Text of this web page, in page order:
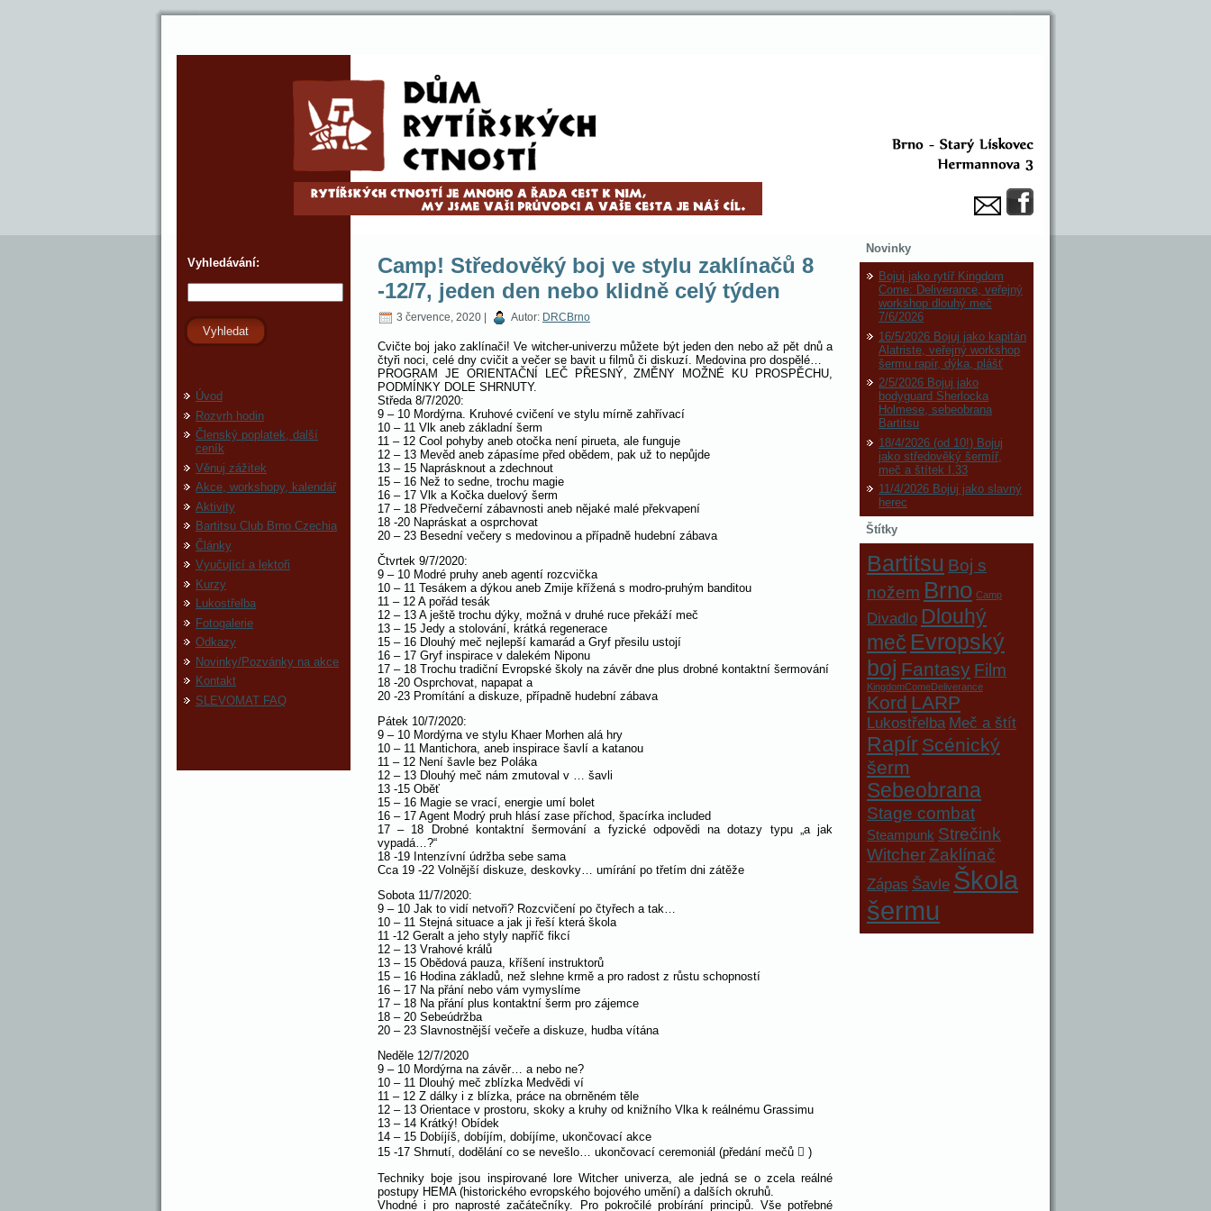
Vyhledávání:
Vyhledat
Úvod
Rozvrh hodin
Členský poplatek, další
ceník
Věnuj zážitek
Akce, workshopy, kalendář
Aktivity
Bartitsu Club Brno Czechia
Články
Vyučující a lektoři
Kurzy
Lukostřelba
Fotogalerie
Odkazy
Novinky/Pozvánky na akce
Kontakt
SLEVOMAT FAQ
Camp! Středověký boj ve stylu zaklínačů 8
-12/7, jeden den nebo klidně celý týden
3 července, 2020 | Autor: DRCBrno
Cvičte boj jako zaklínači! Ve witcher-univerzu můžete být jeden den nebo až pět dnů a
čtyři noci, celé dny cvičit a večer se bavit u filmů či diskuzí. Medovina pro dospělé…
PROGRAM JE ORIENTAČNÍ LEČ PŘESNÝ, ZMĚNY MOŽNÉ KU PROSPĚCHU,
PODMÍNKY DOLE SHRNUTY.
Středa 8/7/2020:
9 – 10 Mordýrna. Kruhové cvičení ve stylu mírně zahřívací
10 – 11 Vlk aneb základní šerm
11 – 12 Cool pohyby aneb otočka není pirueta, ale funguje
12 – 13 Mevěd aneb zápasíme před obědem, pak už to nepůjde
13 – 15 Naprásknout a zdechnout
15 – 16 Než to sedne, trochu magie
16 – 17 Vlk a Kočka duelový šerm
17 – 18 Předvečerní zábavnosti aneb nějaké malé překvapení
18 -20 Napráskat a osprchovat
20 – 23 Besední večery s medovinou a případně hudební zábava
Čtvrtek 9/7/2020:
9 – 10 Modré pruhy aneb agentí rozcvička
10 – 11 Tesákem a dýkou aneb Zmije křížená s modro-pruhým banditou
11 – 12 A pořád tesák
12 – 13 A ještě trochu dýky, možná v druhé ruce překáží meč
13 – 15 Jedy a stolování, krátká regenerace
15 – 16 Dlouhý meč nejlepší kamarád a Gryf přesilu ustojí
16 – 17 Gryf inspirace v dalekém Niponu
17 – 18 Trochu tradiční Evropské školy na závěr dne plus drobné kontaktní šermování
18 -20 Osprchovat, napapat a
20 -23 Promítání a diskuze, případně hudební zábava
Pátek 10/7/2020:
9 – 10 Mordýrna ve stylu Khaer Morhen alá hry
10 – 11 Mantichora, aneb inspirace šavlí a katanou
11 – 12 Není šavle bez Poláka
12 – 13 Dlouhý meč nám zmutoval v … šavli
13 -15 Oběť
15 – 16 Magie se vrací, energie umí bolet
16 – 17 Agent Modrý pruh hlásí zase příchod, špacírka included
17 – 18 Drobné kontaktní šermování a fyzické odpovědi na dotazy typu „a jak
vypadá…?“
18 -19 Intenzívní údržba sebe sama
Cca 19 -22 Volnější diskuze, deskovky… umírání po třetím dni zátěže
Sobota 11/7/2020:
9 – 10 Jak to vidí netvoři? Rozcvičení po čtyřech a tak…
10 – 11 Stejná situace a jak ji řeší která škola
11 -12 Geralt a jeho styly napříč fikcí
12 – 13 Vrahové králů
13 – 15 Obědová pauza, kříšení instruktorů
15 – 16 Hodina základů, než slehne krmě a pro radost z růstu schopností
16 – 17 Na přání nebo vám vymyslíme
17 – 18 Na přání plus kontaktní šerm pro zájemce
18 – 20 Sebeúdržba
20 – 23 Slavnostnější večeře a diskuze, hudba vítána
Neděle 12/7/2020
9 – 10 Mordýrna na závěr… a nebo ne?
10 – 11 Dlouhý meč zblízka Medvědi ví
11 – 12 Z dálky i z blízka, práce na obrněném těle
12 – 13 Orientace v prostoru, skoky a kruhy od knižního Vlka k reálnému Grassimu
13 – 14 Krátký! Obídek
14 – 15 Dobíjíš, dobíjím, dobíjíme, ukončovací akce
15 -17 Shrnutí, dodělání co se nevešlo… ukončovací ceremoniál (předání mečů  )
Techniky boje jsou inspirované lore Witcher univerza, ale jedná se o zcela reálné
postupy HEMA (historického evropského bojového umění) a dalších okruhů.
Vhodné i pro naprosté začátečníky. Pro pokročilé probírání principů. Vše potřebné
Novinky
Bojuj jako rytíř Kingdom
Come: Deliverance, veřejný
workshop dlouhý meč
7/6/2026
16/5/2026 Bojuj jako kapitán
Alatriste, veřejný workshop
šermu rapír, dýka, plášť
2/5/2026 Bojuj jako
bodyguard Sherlocka
Holmese, sebeobrana
Bartitsu
18/4/2026 (od 10!) Bojuj
jako středověký šermíř,
meč a štítek I.33
11/4/2026 Bojuj jako slavný
herec
Štítky
Bartitsu Boj s
nožem Brno Camp
Divadlo Dlouhý
meč Evropský
boj Fantasy Film
KingdomComeDeliverance
Kord LARP
Lukostřelba Meč a štít
Rapír Scénický
šerm
Sebeobrana
Stage combat
Steampunk Strečink
Witcher Zaklínač
Zápas Šavle Škola
šermu